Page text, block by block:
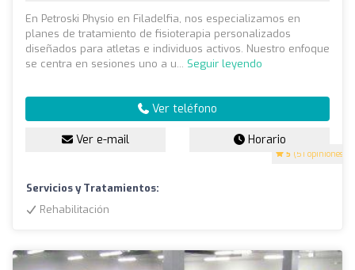
5 (51 opiniones)
En Petroski Physio en Filadelfia, nos especializamos en
planes de tratamiento de fisioterapia personalizados
diseñados para atletas e individuos activos. Nuestro enfoque
se centra en sesiones uno a u... Seguir leyendo
Ver teléfono
Ver e-mail Horario
Servicios y Tratamientos:
Rehabilitación